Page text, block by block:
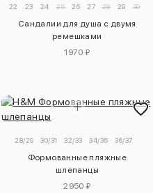
22 23 24 25 26 27 28 29 30
Сандалии для душа с двумя
ремешками
1970 ₽
28/29 30/31 32/33 34/35 36/37
Формованные пляжные
шлепанцы
2950 ₽